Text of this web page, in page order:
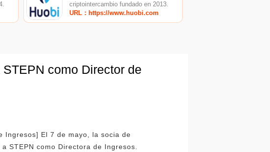
criptointercambio fundado en 2013.
URL：https://www.huobi.com
como Director de
Ingresos] El 7 de mayo, la socia de
STEPN como Directora de Ingresos.